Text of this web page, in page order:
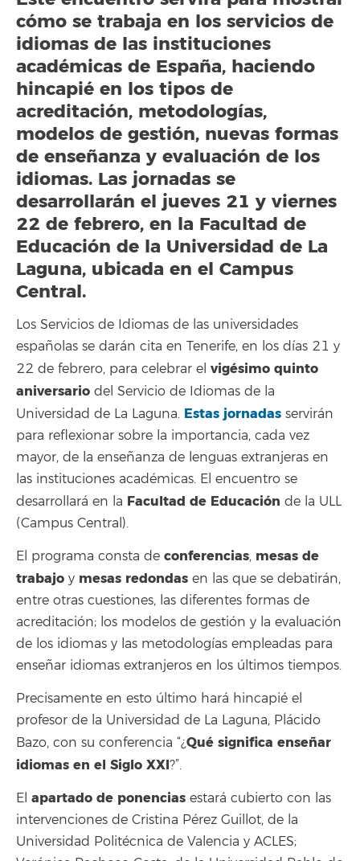
cómo se trabaja en los servicios de
idiomas de las instituciones
académicas de España, haciendo
hincapié en los tipos de
acreditación, metodologías,
modelos de gestión, nuevas formas
de enseñanza y evaluación de los
idiomas. Las jornadas se
desarrollarán el jueves 21 y viernes
22 de febrero, en la Facultad de
Educación de la Universidad de La
Laguna, ubicada en el Campus
Central.
Los Servicios de Idiomas de las universidades
españolas se darán cita en Tenerife, en los días 21 y
22 de febrero, para celebrar el vigésimo quinto
aniversario del Servicio de Idiomas de la
Universidad de La Laguna. Estas jornadas servirán
para reflexionar sobre la importancia, cada vez
mayor, de la enseñanza de lenguas extranjeras en
las instituciones académicas. El encuentro se
desarrollará en la Facultad de Educación de la ULL
(Campus Central).
El programa consta de conferencias, mesas de
trabajo y mesas redondas en las que se debatirán,
entre otras cuestiones, las diferentes formas de
acreditación; los modelos de gestión y la evaluación
de los idiomas y las metodologías empleadas para
enseñar idiomas extranjeros en los últimos tiempos.
Precisamente en esto último hará hincapié el
profesor de la Universidad de La Laguna, Plácido
Bazo, con su conferencia “¿Qué significa enseñar
idiomas en el Siglo XXI?”.
El apartado de ponencias estará cubierto con las
intervenciones de Cristina Pérez Guillot, de la
Universidad Politécnica de Valencia y ACLES;